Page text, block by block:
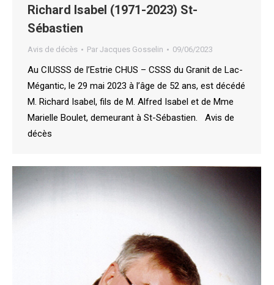
Richard Isabel (1971-2023) St-
Sébastien
Avis de décès Par Jacques Gosselin 09/06/2023
Au CIUSSS de l’Estrie CHUS – CSSS du Granit de Lac-
Mégantic, le 29 mai 2023 à l’âge de 52 ans, est décédé
M. Richard Isabel, fils de M. Alfred Isabel et de Mme
Marielle Boulet, demeurant à St-Sébastien. Avis de
décès